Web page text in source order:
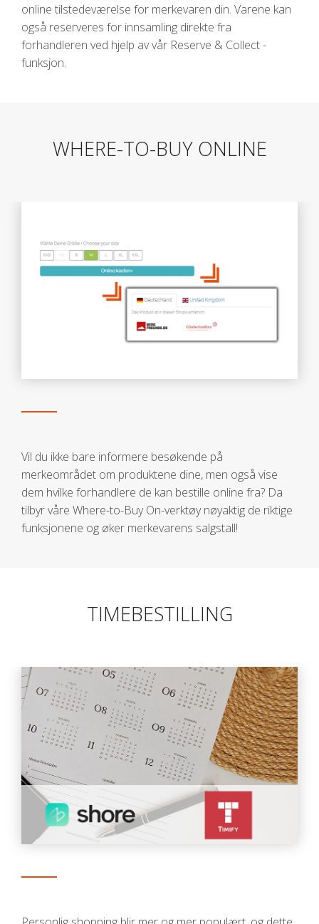
online tilstedeværelse for merkevaren din. Varene kan
også reserveres for innsamling direkte fra
forhandleren ved hjelp av vår Reserve & Collect -
funksjon.
WHERE-TO-BUY ONLINE
Vil du ikke bare informere besøkende på
merkeområdet om produktene dine, men også vise
dem hvilke forhandlere de kan bestille online fra? Da
tilbyr våre Where-to-Buy On-verktøy nøyaktig de riktige
funksjonene og øker merkevarens salgstall!
TIMEBESTILLING